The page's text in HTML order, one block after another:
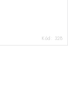
Kód: 328